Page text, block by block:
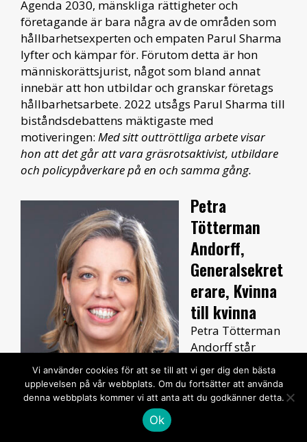
Agenda 2030, mänskliga rättigheter och
företagande är bara några av de områden som
hållbarhetsexperten och empaten Parul Sharma
lyfter och kämpar för. Förutom detta är hon
människorättsjurist, något som bland annat
innebär att hon utbildar och granskar företags
hållbarhetsarbete. 2022 utsågs Parul Sharma till
biståndsdebattens mäktigaste med
motiveringen: Med sitt outtröttliga arbete visar
hon att det går att vara gräsrotsaktivist, utbildare
och policypåverkare på en och samma gång.
Petra
Tötterman
Andorff,
Generalsekret
erare, Kvinna
till kvinna
Petra Tötterman
Andorff står
stadigt och sedan
många år upp i
debatten för
kvinnors och flickors globala rättigheter. Via
debattartiklar, kommentarer, på Twitter och i
Vi använder cookies för att se till att vi ger dig den bästa
upplevelsen på vår webbplats. Om du fortsätter att använda
denna webbplats kommer vi att anta att du godkänner detta.
Ok